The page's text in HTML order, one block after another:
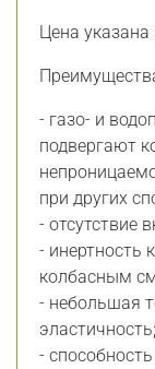
Цена указана
- газо- и
подвергают
при других
- отсутствие
- инертность
колбасным
- небольшая
эластичность;
-